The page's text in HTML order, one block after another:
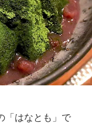
「はなとも」で